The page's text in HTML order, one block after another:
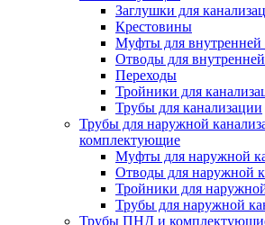
Заглушки для
Крестовины
Муфты для внутренней
Отводы для
Переходы
Тройники для
Трубы для канализации
Трубы для наружной
комплектующие
Муфты для наружной
Отводы для наружной
Тройники для
Трубы для наружной
Трубы ПНД и